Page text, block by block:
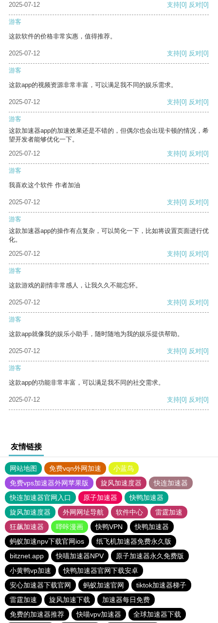
2025-07-12
支持[0] 反对[0]
游客
这款软件的价格非常实惠，值得推荐。
2025-07-12 支持[0] 反对[0]
游客
这款app的视频资源非常丰富，可以满足我不同的娱乐需求。
2025-07-12 支持[0] 反对[0]
游客
这款加速器app的加速效果还是不错的，但偶尔也会出现卡顿的情况，希
望开发者能够优化一下。
2025-07-12
支持[0] 反对[0]
游客
我喜欢这个软件 作者加油
2025-07-12 支持[0] 反对[0]
游客
这款加速器app的操作有点复杂，可以简化一下，比如将设置页面进行优
化。
2025-07-12
支持[0] 反对[0]
游客
这款游戏的剧情非常感人，让我久久不能忘怀。
2025-07-12 支持[0] 反对[0]
游客
这款app就像我的娱乐小助手，随时随地为我的娱乐提供帮助。
2025-07-12 支持[0] 反对[0]
游客
这款app的功能非常丰富，可以满足我不同的社交需求。
2025-07-12 支持[0] 反对[0]
友情链接
网站地图 免费vqn外网加速
小蓝鸟
免费vps加速器外网苹果版
旋风加速度器
快连加速器
快连加速器官网入口
原子加速器
快鸭加速器
旋风加速度器
外网网址导航 软件中心
雷霆加速
狂飙加速器
哔咔漫画 快鸭VPN
快鸭加速器
蚂蚁加速npv下载官网ios
纸飞机加速器免费永久版
bitznet.app
快喵加速器NPV
原子加速器永久免费版
小黄鸭vp加速
快鸭加速器官网下载安卓
安心加速器下载官网
蚂蚁加速官网
tiktok加速器梯子
雷霆加速
旋风加速下载
加速器每日免费
免费的加速器推荐
快喵vpv加速器 全球加速器下载